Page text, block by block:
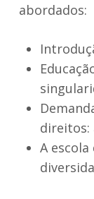
abordados:
direitos:
A